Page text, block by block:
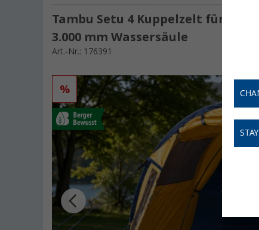
Tambu Setu 4 Kuppelzelt für 4
3.000 mm Wassersäule
Art.-Nr.: 176391
%